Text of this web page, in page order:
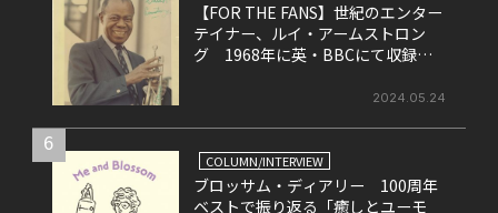
【FOR THE FANS】世紀のエンター
テイナー、ルイ・アームストロン
グ 1968年に英・BBCにて収録さ
2024.05.24
6
COLUMN/INTERVIEW
ブロッサム・ディアリー 100周年
ベストで振り返る「癒しとユーモ